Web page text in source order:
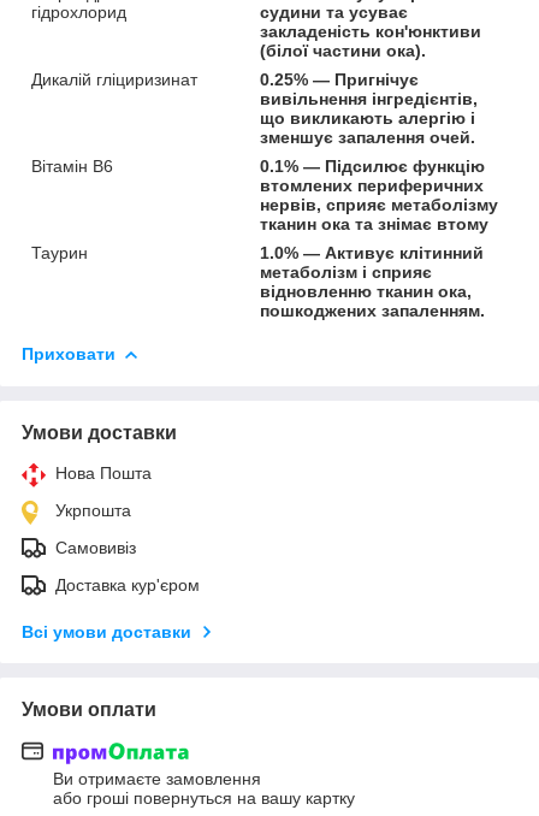
гідрохлорид
судини та усуває
закладеність кон'юнктиви
(білої частини ока).
Дикалій гліциризинат
0.25% — Пригнічує
вивільнення інгредієнтів,
що викликають алергію і
зменшує запалення очей.
Вітамін B6
0.1% — Підсилює функцію
втомлених периферичних
нервів, сприяє метаболізму
тканин ока та знімає втому
Таурин
1.0% — Активує клітинний
метаболізм і сприяє
відновленню тканин ока,
пошкоджених запаленням.
Приховати
Умови доставки
Нова Пошта
Укрпошта
Самовивіз
Доставка кур'єром
Всі умови доставки
Умови оплати
Ви отримаєте замовлення
або гроші повернуться на вашу картку